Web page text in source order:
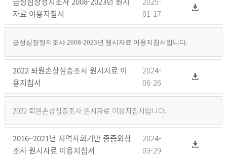
자료 이용지침서
01-17
급성심장정지조사 2008-2023년 원시자료 이용지침서입니다.
2022 퇴원손상심층조사 원시자료 이
용지침서
2024-
06-26
2022 퇴원손상심층조사 원시자료 이용지침서입니다.
2016~2021년 지역사회기반 중증외상
조사 원시자료 이용지침서
2024-
03-29